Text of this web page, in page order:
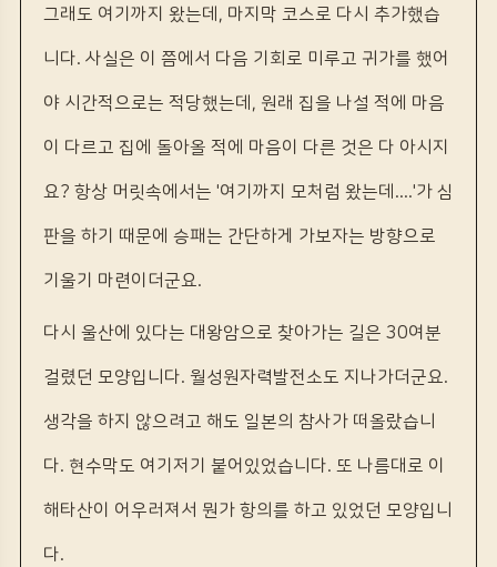
그래도 여기까지 왔는데, 마지막 코스로 다시 추가했습
니다. 사실은 이 쯤에서 다음 기회로 미루고 귀가를 했어
야 시간적으로는 적당했는데, 원래 집을 나설 적에 마음
이 다르고 집에 돌아올 적에 마음이 다른 것은 다 아시지
요? 항상 머릿속에서는 '여기까지 모처럼 왔는데....'가 심
판을 하기 때문에 승패는 간단하게 가보자는 방향으로
기울기 마련이더군요.
다시 울산에 있다는 대왕암으로 찾아가는 길은 30여분
걸렸던 모양입니다. 월성원자력발전소도 지나가더군요.
생각을 하지 않으려고 해도 일본의 참사가 떠올랐습니
다. 현수막도 여기저기 붙어있었습니다. 또 나름대로 이
해타산이 어우러져서 뭔가 항의를 하고 있었던 모양입니
다.